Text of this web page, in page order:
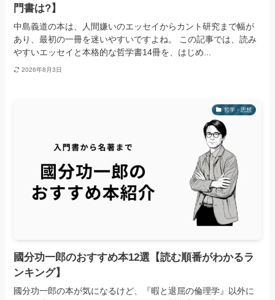
門書は?】
中島義道の本は、人間嫌いのエッセイからカント研究まで幅が
あり、最初の一冊を迷いやすいですよね。 この記事では、読み
やすいエッセイと本格的な哲学書14冊を、はじめ...
2026年8月3日
哲学・思想
國分功一郎のおすすめ本12選【読む順番がわかるラ
ンキング】
國分功一郎の本が気になるけど、『暇と退屈の倫理学』以外に